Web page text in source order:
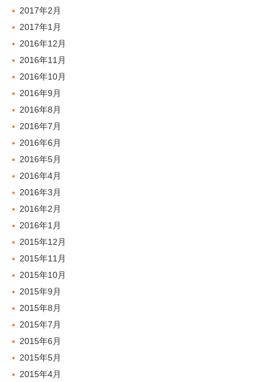
2017年2月
2017年1月
2016年12月
2016年11月
2016年10月
2016年9月
2016年8月
2016年7月
2016年6月
2016年5月
2016年4月
2016年3月
2016年2月
2016年1月
2015年12月
2015年11月
2015年10月
2015年9月
2015年8月
2015年7月
2015年6月
2015年5月
2015年4月